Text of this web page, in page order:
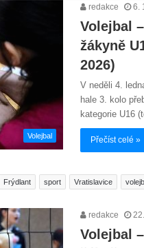
Volejbal
redakce 6.
Volejbal
žákyně
2026)
V neděli 4.
hale 3. kolo
kategorie U16
Přečíst celé »
Frýdlant sport Vratislavice
redakce
Volejbal